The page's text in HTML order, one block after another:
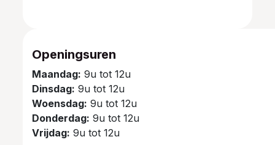
Openingsuren
Maandag: 9u tot 12u
Dinsdag: 9u tot 12u
Woensdag: 9u tot 12u
Donderdag: 9u tot 12u
Vrijdag: 9u tot 12u